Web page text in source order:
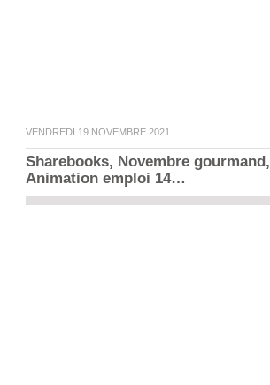
VENDREDI 19 NOVEMBRE 2021
Sharebooks, Novembre gourmand,
Animation emploi 14…
Le Labo n° 26